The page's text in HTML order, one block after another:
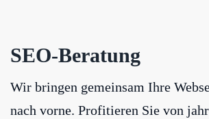
SEO-Beratung
Wir bringen gemeinsam Ihre
nach vorne. Profitieren Sie von